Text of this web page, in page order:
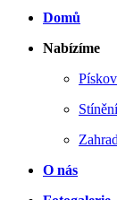
Domů
Nabízíme
O nás